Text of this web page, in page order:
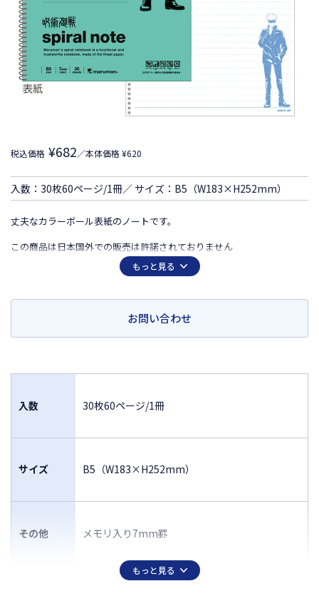
税込価格 ¥682／本体価格 ¥620
入数：30枚60ページ/1冊／ サイズ：B5（W183×H252mm）
丈夫なカラーボール表紙のノートです。
この商品は日本国外での販売は許諾されておりません
もっと見る
お問い合わせ
入数 30枚60ページ/1冊
サイズ B5（W183×H252mm）
その他 メモリ入り7mm罫
もっと見る